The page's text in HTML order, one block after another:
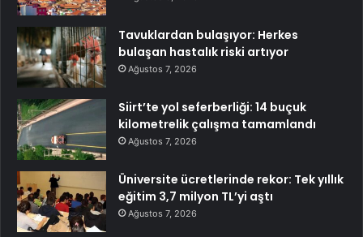
Tavuklardan bulaşıyor: Herkes
bulaşan hastalık riski artıyor
Ağustos 7, 2026
Siirt’te yol seferberliği: 14 buçuk
kilometrelik çalışma tamamlandı
Ağustos 7, 2026
Üniversite ücretlerinde rekor: Tek yıllık
eğitim 3,7 milyon TL’yi aştı
Ağustos 7, 2026